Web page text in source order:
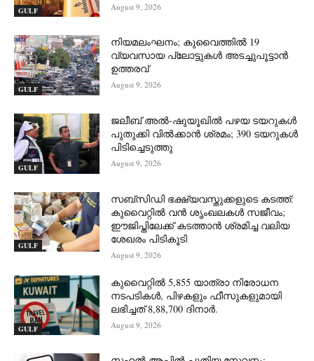
GULF August 9, 2026
GULF
നിയമലംഘനം; കുവൈത്തിൽ 19
വ്യവസായ പ്ലോട്ടുകൾ അടച്ചുപൂട്ടാൻ
ഉത്തരവ്
August 9, 2026
GULF
ജലീബ് അൽ-ഷുയൂഖിൽ പഴയ ടയറുകൾ
പുതുക്കി വിൽക്കാൻ ശ്രമം; 390 ടയറുകൾ
പിടിച്ചെടുത്തു
August 9, 2026
GULF
സബ്‌സിഡി ഭക്ഷ്യവസ്തുക്കളുടെ കടത്ത്:
കുവൈറ്റിൽ വൻ ശൃംഖലകൾ സജീവം;
ഈജിപ്തിലേക്ക് കടത്താൻ ശ്രമിച്ച വലിയ
ശേഖരം പിടികൂടി
August 9, 2026
GULF
കുവൈറ്റിൽ 5,855 യാത്രാ നിരോധന
നടപടികൾ, പിഴകളും ഫീസുകളുമായി
ലഭിച്ചത് 8,88,700 ദിനാർ.
August 9, 2026